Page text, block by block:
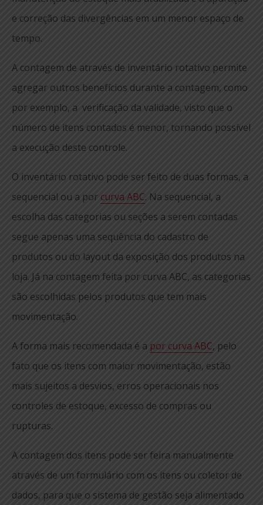
e correção das divergências em um menor espaço de
tempo.
A contagem de através de inventário rotativo permite
agregar outros benefícios durante a contagem, como
por exemplo, a verificação da validade, visto que o
número de itens contados é menor, tornando possível
a execução deste controle.
O inventário rotativo pode ser feito de duas formas, a
sequencial ou a por curva ABC. Na sequencial, a
escolha das categorias ou seções a serem contadas
segue apenas uma sequência do cadastro de
produtos ou do layout da exposição dos produtos na
loja. Já na contagem feita por curva ABC, as categorias
são escolhidas pelos produtos que tem mais
movimentação.
A forma mais recomendada é a por curva ABC, pelo
fato que os itens com maior movimentação, estão
mais sujeitos a desvios, erros operacionais nos
controles de estoque, excesso de compras ou
rupturas.
A contagem dos itens pode ser feira manualmente
através de um formulário com os itens ou coletor de
dados, para que o sistema de gestão seja alimentado